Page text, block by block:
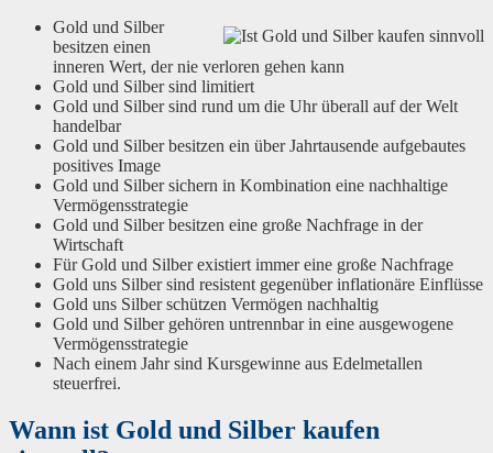
Gold und Silber
besitzen einen
inneren Wert, der nie verloren gehen kann
Gold und Silber sind limitiert
Gold und Silber sind rund um die Uhr überall auf der Welt
handelbar
Gold und Silber besitzen ein über Jahrtausende aufgebautes
positives Image
Gold und Silber sichern in Kombination eine nachhaltige
Vermögensstrategie
Gold und Silber besitzen eine große Nachfrage in der
Wirtschaft
Für Gold und Silber existiert immer eine große Nachfrage
Gold uns Silber sind resistent gegenüber inflationäre Einflüsse
Gold uns Silber schützen Vermögen nachhaltig
Gold und Silber gehören untrennbar in eine ausgewogene
Vermögensstrategie
Nach einem Jahr sind Kursgewinne aus Edelmetallen
steuerfrei.
Wann ist Gold und Silber kaufen